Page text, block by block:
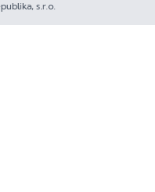
s.r.o.